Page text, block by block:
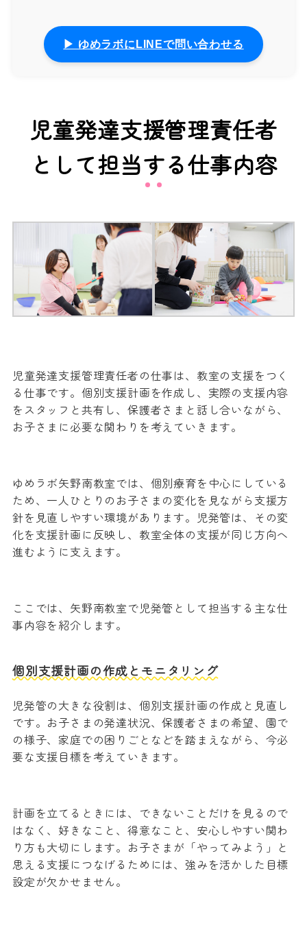
▶ ゆめラボにLINEで問い合わせる
児童発達支援管理責任者
として担当する仕事内容
児童発達支援管理責任者の仕事は、教室の支援をつく
る仕事です。個別支援計画を作成し、実際の支援内容
をスタッフと共有し、保護者さまと話し合いながら、
お子さまに必要な関わりを考えていきます。
ゆめラボ矢野南教室では、個別療育を中心にしている
ため、一人ひとりのお子さまの変化を見ながら支援方
針を見直しやすい環境があります。児発管は、その変
化を支援計画に反映し、教室全体の支援が同じ方向へ
進むように支えます。
ここでは、矢野南教室で児発管として担当する主な仕
事内容を紹介します。
個別支援計画の作成とモニタリング
児発管の大きな役割は、個別支援計画の作成と見直し
です。お子さまの発達状況、保護者さまの希望、園で
の様子、家庭での困りごとなどを踏まえながら、今必
要な支援目標を考えていきます。
計画を立てるときには、できないことだけを見るので
はなく、好きなこと、得意なこと、安心しやすい関わ
り方も大切にします。お子さまが「やってみよう」と
思える支援につなげるためには、強みを活かした目標
設定が欠かせません。